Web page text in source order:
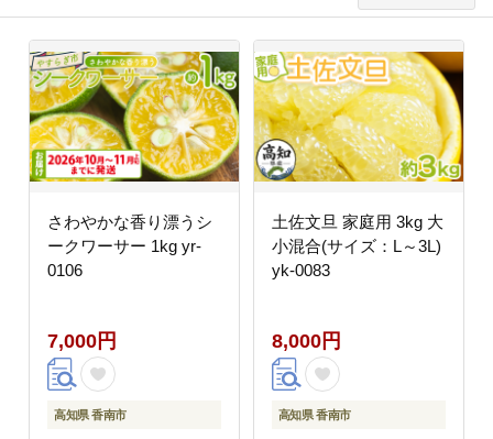
さわやかな香り漂うシ
ークワーサー 1kg yr-
0106
7,000円
高知県 香南市
土佐文旦 家庭用 3kg 大
小混合(サイズ：L～3L)
yk-0083
8,000円
高知県 香南市